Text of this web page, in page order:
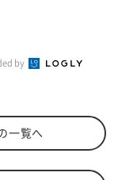
by
一覧へ